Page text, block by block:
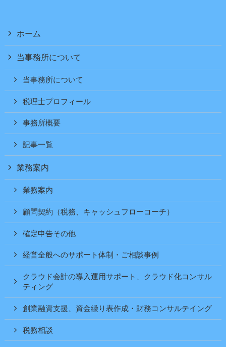
ホーム
当事務所について
当事務所について
税理士プロフィール
事務所概要
記事一覧
業務案内
業務案内
顧問契約（税務、キャッシュフローコーチ）
確定申告その他
経営全般へのサポート体制・ご相談事例
クラウド会計の導入運用サポート、クラウド化コンサル
ティング
創業融資支援、資金繰り表作成・財務コンサルテイング
税務相談